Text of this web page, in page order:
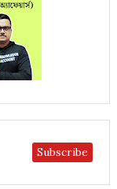
Subscribe